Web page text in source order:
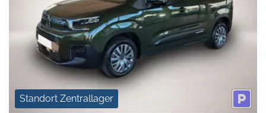
Standort Zentrallager